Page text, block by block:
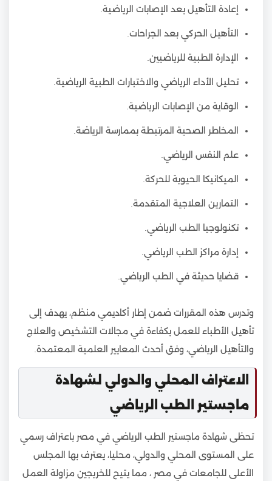
إعادة التأهيل بعد الإصابات الرياضية.
التأهيل الحركي بعد الجراحات.
الإدارة الطبية للرياضيين.
تحليل الأداء الرياضي والاختبارات الطبية الرياضية.
الوقاية من الإصابات الرياضية.
المخاطر الصحية المرتبطة بممارسة الرياضة.
علم النفس الرياضي.
الميكانيكا الحيوية للحركة.
التمارين العلاجية المتقدمة.
تكنولوجيا الطب الرياضي.
إدارة مراكز الطب الرياضي.
قضايا حديثة في الطب الرياضي.
وتدرس هذه المقررات ضمن إطار أكاديمي منظم، يهدف إلى
تأهيل الأطباء للعمل بكفاءة في مجالات التشخيص والعلاج
والتأهيل الرياضي، وفق أحدث المعايير العلمية المعتمدة.
الاعتراف المحلي والدولي لشهادة
ماجستير الطب الرياضي
تحظى شهادة ماجستير الطب الرياضي في مصر باعتراف رسمي
على المستوى المحلي والدولي، محليا، يعترف بها المجلس
الأعلى للجامعات في مصر ، مما يتيح للخريجين مزاولة العمل